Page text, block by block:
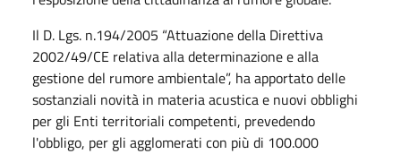
Il D. Lgs. n.194/2005 “Attuazione della Direttiva
2002/49/CE relativa alla determinazione e alla
gestione del rumore ambientale”, ha apportato delle
sostanziali novità in materia acustica e nuovi obblighi
per gli Enti territoriali competenti, prevedendo
l'obbligo, per gli agglomerati con più di 100.000